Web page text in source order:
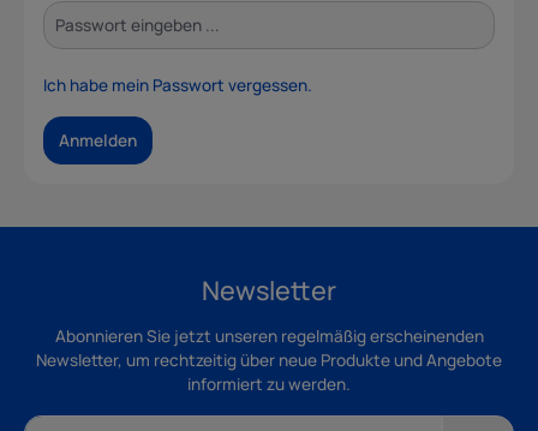
Ich habe mein Passwort vergessen.
Anmelden
Newsletter
Abonnieren Sie jetzt unseren regelmäßig erscheinenden
Newsletter, um rechtzeitig über neue Produkte und Angebote
informiert zu werden.